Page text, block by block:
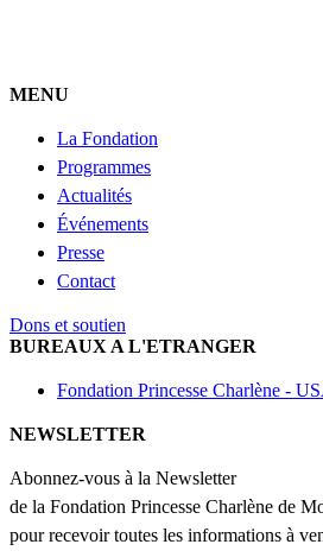
MENU
La Fondation
Programmes
Actualités
Événements
Presse
Contact
Dons et soutien
BUREAUX A L'ETRANGER
Fondation Princesse Charlène -
NEWSLETTER
Abonnez-vous à la Newsletter
de la Fondation Princesse Charlène de
pour recevoir toutes les informations à